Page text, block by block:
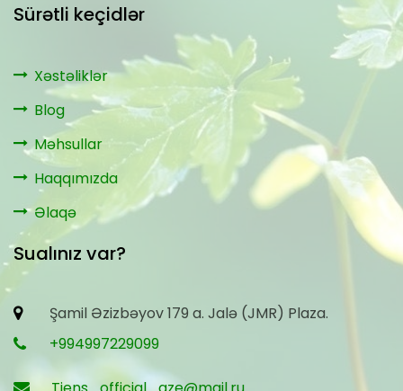
Sürətli keçidlər
Xəstəliklər
Blog
Məhsullar
Haqqımızda
Əlaqə
Sualınız var?
Şamil Əzizbəyov 179 a. Jalə (JMR) Plaza.
+994997229099